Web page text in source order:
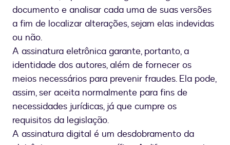
documento e analisar cada uma de suas versões
a fim de localizar alterações, sejam elas indevidas
ou não.
A assinatura eletrônica garante, portanto, a
identidade dos autores, além de fornecer os
meios necessários para prevenir fraudes. Ela pode,
assim, ser aceita normalmente para fins de
necessidades jurídicas, já que cumpre os
requisitos da legislação.
A assinatura digital é um desdobramento da